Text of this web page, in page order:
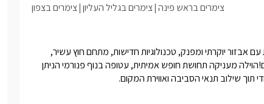
צימרים בראש פינה צימרים בגליל העליון צימרים בצפון
תוך שילוב תנאי הסביבה ואווירת המקום.